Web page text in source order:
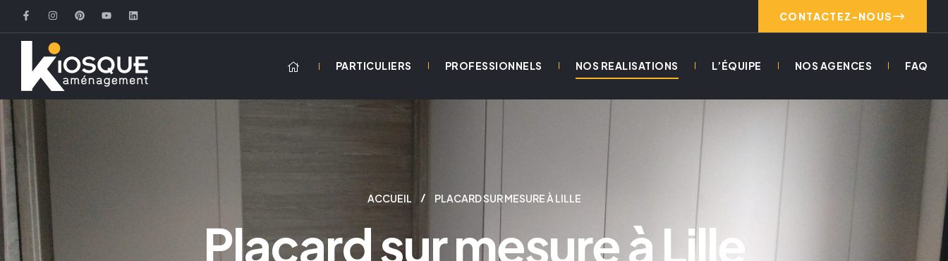
CONTACTEZ-NOUS
PARTICULIERS PROFESSIONNELS NOS REALISATIONS L’ÉQUIPE NOS AGENCES FAQ
ACCUEIL PLACARD SUR MESURE À LILLE
Placard sur mesure à Lille